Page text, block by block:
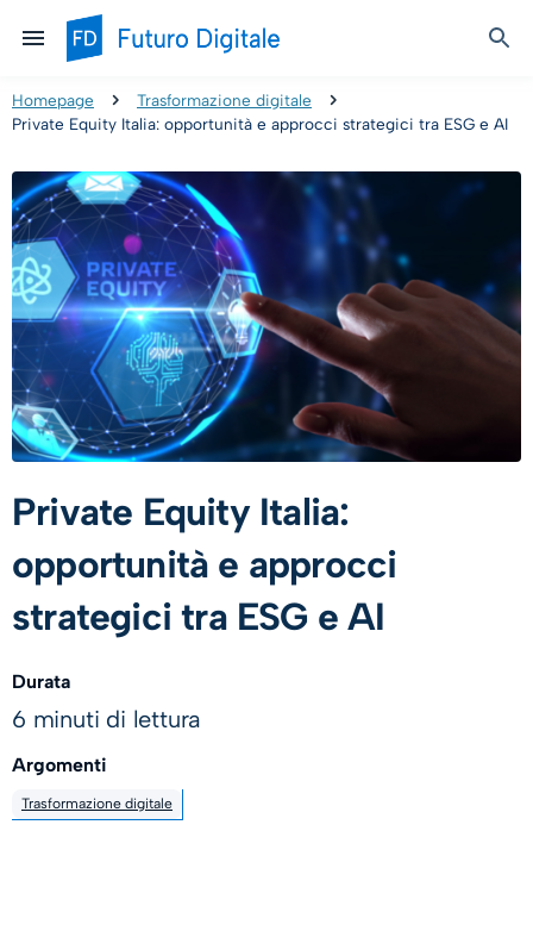
Homepage
Trasformazione digitale
Private Equity Italia: opportunità e approcci strategici tra ESG e AI
Private Equity Italia:
opportunità e approcci
strategici tra ESG e AI
Durata
6 minuti di lettura
Argomenti
Trasformazione digitale